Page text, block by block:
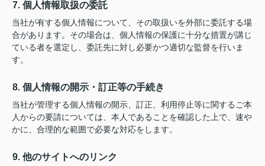
7. 個人情報取扱の委託
当社が有する個人情報について、その取扱いを外部に委託する場
合があります。その場合は、個人情報の保護に十分な措置が講じ
ている者を選定し、委託先に対し必要かつ適切な監督を行いま
す。
8. 個人情報の開示・訂正等の手続き
当社が管理する個人情報の開示、訂正、利用停止等に関するご本
人からの要請については、本人であることを確認した上で、速や
かに、合理的な範囲で必要な対応をします。
9. 他のサイトへのリンク